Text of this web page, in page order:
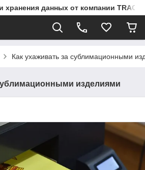
данных от компании TRACK
Как ухаживать за сублимационными
изделиями